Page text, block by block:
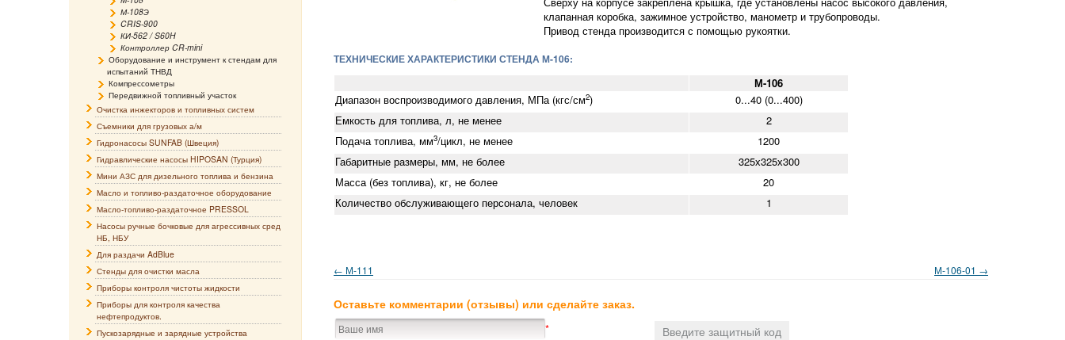
М-108Э
CRIS-900
КИ-562 / S60H
Контроллер CR-mini
Оборудование и инструмент к стендам для
испытаний ТНВД
Компрессометры
Передвижной топливный участок
Очистка инжекторов и топливных систем
Съемники для грузовых а/м
Гидронасосы SUNFAB (Швеция)
Гидравлические насосы HIPOSAN (Турция)
Мини АЗС для дизельного топлива и бензина
Масло и топливо-раздаточное оборудование
Масло-топливо-раздаточное PRESSOL
Насосы ручные бочковые для агрессивных сред
НБ, НБУ
Для раздачи AdBlue
Стенды для очистки масла
Приборы контроля чистоты жидкости
Приборы для контроля качества
нефтепродуктов.
Пускозарядные и зарядные устройства
клапанная коробка, зажимное устройство, манометр и трубопроводы.
Привод стенда производится с помощью рукоятки.
ТЕХНИЧЕСКИЕ ХАРАКТЕРИСТИКИ СТЕНДА М-106:
М-106
Диапазон воспроизводимого давления, МПа (кгс/см2)
0...40 (0...400)
Емкость для топлива, л, не менее
2
Подача топлива, мм3/цикл, не менее
1200
Габаритные размеры, мм, не более
325х325х300
Масса (без топлива), кг, не более
20
Количество обслуживающего персонала, человек
1
← М-111 М-106-01 →
Оставьте комментарии (отзывы) или сделайте заказ.
* Введите защитный код